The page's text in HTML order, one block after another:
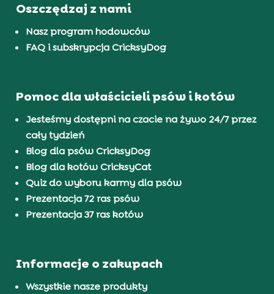
Oszczędzaj z nami
Nasz program hodowców
FAQ i subskrypcja CricksyDog
Pomoc dla właścicieli psów i kotów
Jesteśmy dostępni na czacie na żywo 24/7 przez
cały tydzień
Blog dla psów CricksyDog
Blog dla kotów CricksyCat
Quiz do wyboru karmy dla psów
Prezentacja 72 ras psów
Prezentacja 37 ras kotów
Informacje o zakupach
Wszystkie nasze produkty